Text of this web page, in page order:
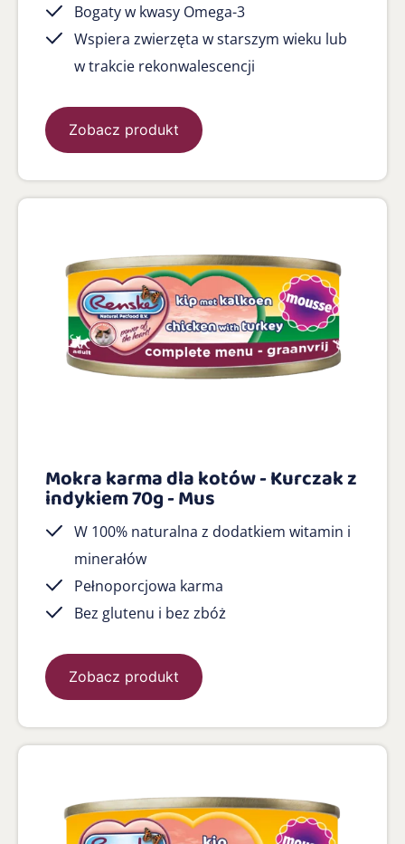
Bogaty w kwasy Omega-3
Wspiera zwierzęta w starszym wieku lub
w trakcie rekonwalescencji
Zobacz produkt
Mokra karma dla kotów - Kurczak z
indykiem 70g - Mus
W 100% naturalna z dodatkiem witamin i
minerałów
Pełnoporcjowa karma
Bez glutenu i bez zbóż
Zobacz produkt